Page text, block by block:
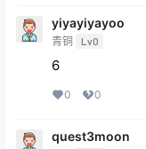
yiyayiyayoo
青铜 Lv0
6
0 0
quest3moon